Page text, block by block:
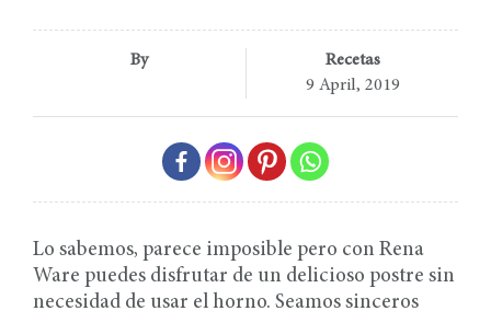
By
Recetas
9 April, 2019
Lo sabemos, parece imposible pero con Rena
Ware puedes disfrutar de un delicioso postre sin
necesidad de usar el horno. Seamos sinceros